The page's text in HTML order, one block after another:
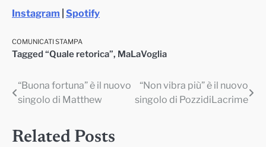
Instagram | Spotify
COMUNICATI STAMPA
Tagged “Quale retorica”, MaLaVoglia
Navigazione
“Buona fortuna” è il nuovo
singolo di Matthew
“Non vibra più” è il nuovo
singolo di PozzidiLacrime
Related Posts